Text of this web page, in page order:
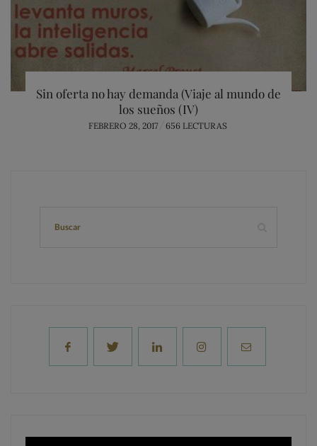
Sin oferta no hay demanda (Viaje al mundo de
los sueños (IV)
POSTED
FEBRERO 28, 2017 656 LECTURAS